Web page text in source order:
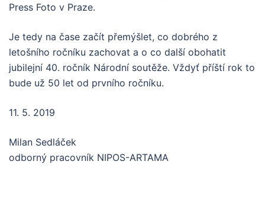
Press Foto v Praze.
Je tedy na čase začít přemýšlet, co dobrého z
letošního ročníku zachovat a o co další obohatit
jubilejní 40. ročník Národní soutěže. Vždyť příští rok to
bude už 50 let od prvního ročníku.
11. 5. 2019
Milan Sedláček
odborný pracovník NIPOS-ARTAMA